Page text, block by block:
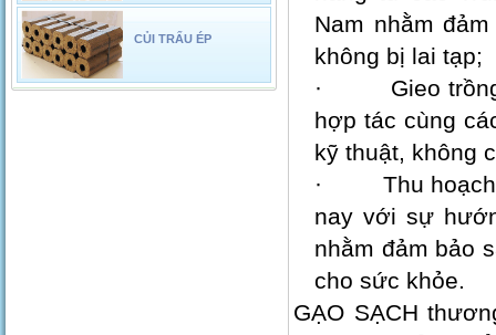
CỦI TRẤU ÉP
Nam nhằm
không bị lai tạp;
· Gieo trồng
hợp tác cùng
kỹ thuật, không
· Thu hoạch
nay với sự
nhằm đảm bảo
cho sức khỏe.
GẠO SẠCH